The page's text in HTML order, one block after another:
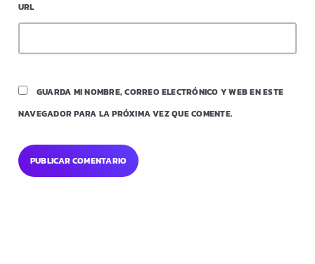
URL
GUARDA MI NOMBRE, CORREO ELECTRÓNICO Y WEB EN ESTE
NAVEGADOR PARA LA PRÓXIMA VEZ QUE COMENTE.